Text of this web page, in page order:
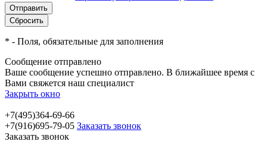
* - Поля, обязательные для заполнения
Сообщение отправлено
Ваше сообщение успешно отправлено. В ближайшее время с
Вами свяжется наш специалист
Закрыть окно
+7(495)364-69-66
+7(916)695-79-05 Заказать звонок
Заказать звонок